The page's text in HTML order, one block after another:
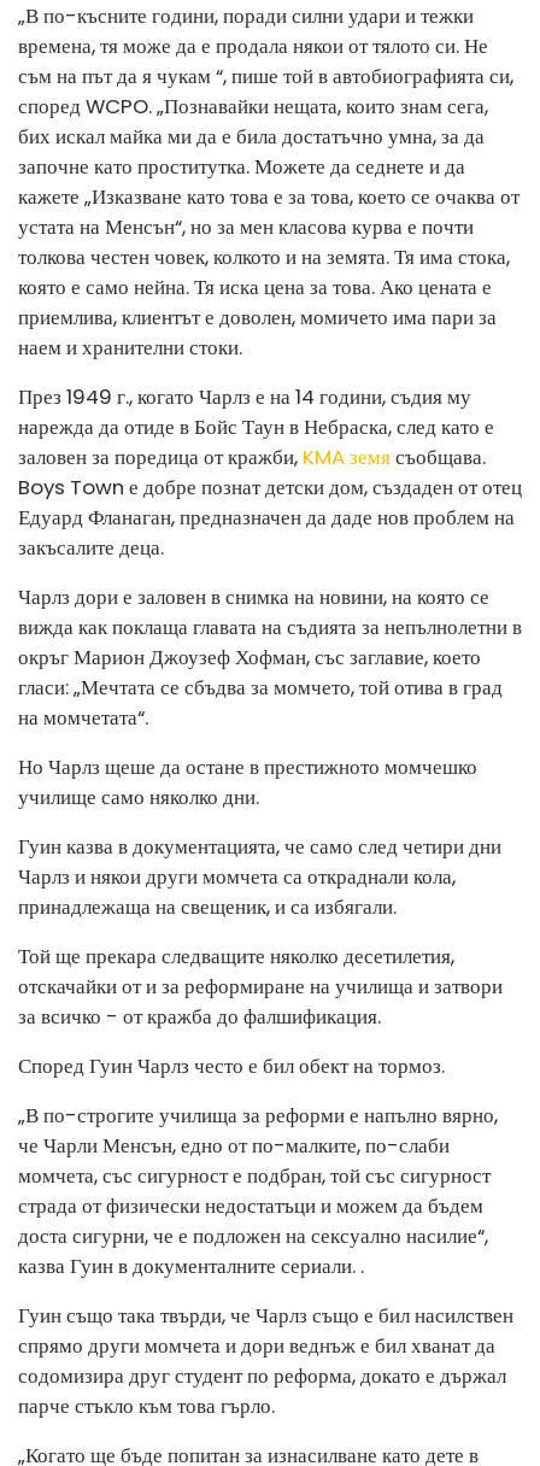
„В по-късните години, поради силни удари и тежки
времена, тя може да е продала някои от тялото си. Не
съм на път да я чукам “, пише той в автобиографията си,
според WCPO. „Познавайки нещата, които знам сега,
бих искал майка ми да е била достатъчно умна, за да
започне като проститутка. Можете да седнете и да
кажете „Изказване като това е за това, което се очаква от
устата на Менсън“, но за мен класова курва е почти
толкова честен човек, колкото и на земята. Тя има стока,
която е само нейна. Тя иска цена за това. Ако цената е
приемлива, клиентът е доволен, момичето има пари за
наем и хранителни стоки.
През 1949 г., когато Чарлз е на 14 години, съдия му
нарежда да отиде в Бойс Таун в Небраска, след като е
заловен за поредица от кражби, KMA земясъобщава.
Boys Town е добре познат детски дом, създаден от отец
Едуард Фланаган, предназначен да даде нов проблем на
закъсалите деца.
Чарлз дори е заловен в снимка на новини, на която се
вижда как поклаща главата на съдията за непълнолетни в
окръг Марион Джоузеф Хофман, със заглавие, което
гласи: „Мечтата се сбъдва за момчето, той отива в град
на момчетата“.
Но Чарлз щеше да остане в престижното момчешко
училище само няколко дни.
Гуин казва в документацията, че само след четири дни
Чарлз и някои други момчета са откраднали кола,
принадлежаща на свещеник, и са избягали.
Той ще прекара следващите няколко десетилетия,
отскачайки от и за реформиране на училища и затвори
за всичко - от кражба до фалшификация.
Според Гуин Чарлз често е бил обект на тормоз.
„В по-строгите училища за реформи е напълно вярно,
че Чарли Менсън, едно от по-малките, по-слаби
момчета, със сигурност е подбран, той със сигурност
страда от физически недостатъци и можем да бъдем
доста сигурни, че е подложен на сексуално насилие“,
казва Гуин в документалните сериали. .
Гуин също така твърди, че Чарлз също е бил насилствен
спрямо други момчета и дори веднъж е бил хванат да
содомизира друг студент по реформа, докато е държал
парче стъкло към това гърло.
„Когато ще бъде попитан за изнасилване като дете в